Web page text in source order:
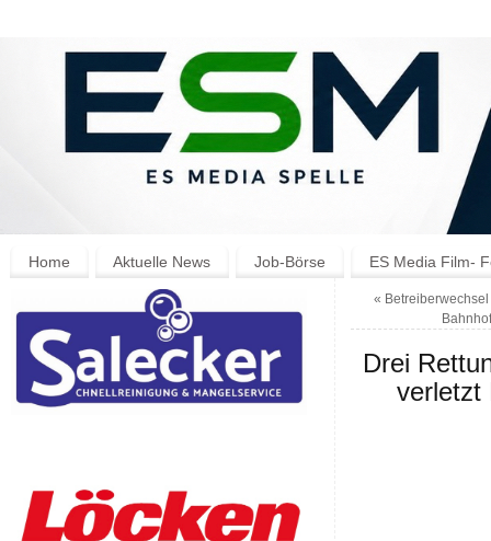
Home Aktuelle News Job-Börse ES Media Film-
«
Drei
verletzt